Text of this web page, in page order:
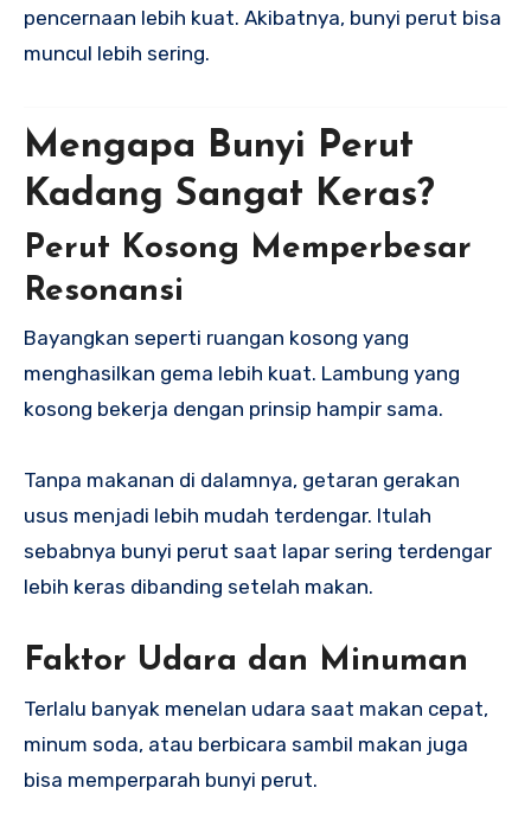
pencernaan lebih kuat. Akibatnya, bunyi perut bisa
muncul lebih sering.
Mengapa Bunyi Perut
Kadang Sangat Keras?
Perut Kosong Memperbesar
Resonansi
Bayangkan seperti ruangan kosong yang
menghasilkan gema lebih kuat. Lambung yang
kosong bekerja dengan prinsip hampir sama.
Tanpa makanan di dalamnya, getaran gerakan
usus menjadi lebih mudah terdengar. Itulah
sebabnya bunyi perut saat lapar sering terdengar
lebih keras dibanding setelah makan.
Faktor Udara dan Minuman
Terlalu banyak menelan udara saat makan cepat,
minum soda, atau berbicara sambil makan juga
bisa memperparah bunyi perut.